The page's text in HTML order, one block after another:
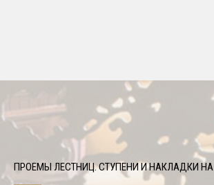
ПРОЕМЫ ЛЕСТНИЦ. СТУПЕНИ И НАКЛАДКИ